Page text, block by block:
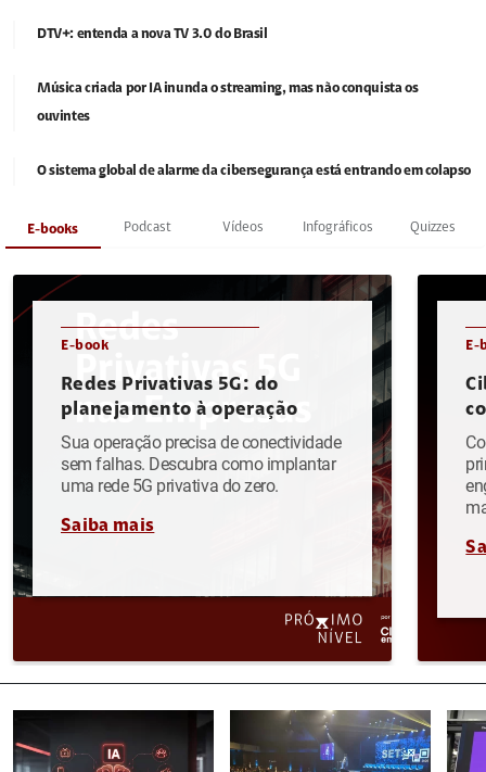
DTV+: entenda a nova TV 3.0 do Brasil
Música criada por IA inunda o streaming, mas não conquista os
ouvintes
O sistema global de alarme da cibersegurança está entrando em colapso
E-books Podcast Vídeos Infográficos Quizzes
E-book
Redes Privativas 5G: do
planejamento à operação
Sua operação precisa de conectividade
sem falhas. Descubra como implantar
uma rede 5G privativa do zero.
Saiba mais
E-